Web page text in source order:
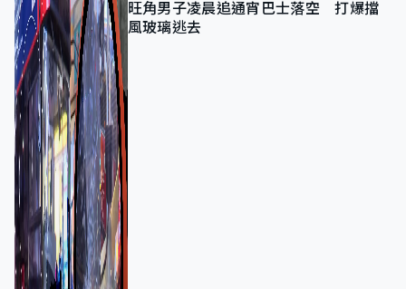
旺角男子凌晨追通宵巴士落空 打爆擋
風玻璃逃去